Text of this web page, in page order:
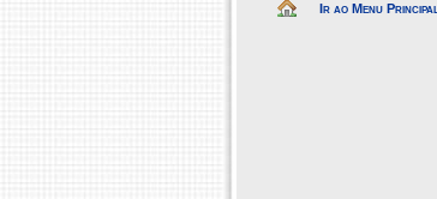
Ir ao Menu Principal